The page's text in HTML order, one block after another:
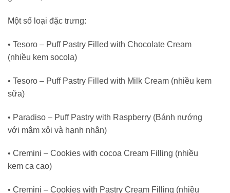
Một số loại đặc trưng:
• Tesoro – Puff Pastry Filled with Chocolate Cream
(nhiều kem socola)
• Tesoro – Puff Pastry Filled with Milk Cream (nhiều kem
sữa)
• Paradiso – Puff Pastry with Raspberry (Bánh nướng
với mâm xôi và hạnh nhân)
• Cremini – Cookies with cocoa Cream Filling (nhiều
kem ca cao)
• Cremini – Cookies with Pastry Cream Filling (nhiều